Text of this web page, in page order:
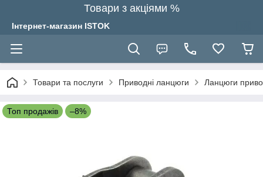
Товари з акціями %
Інтернет-магазин ISTOK
Товари та послуги Приводні ланцюги Ланцюги
Топ продажів –8%